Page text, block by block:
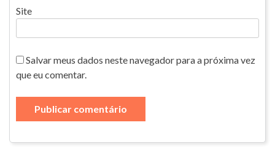
Site
Salvar meus dados neste navegador para a próxima vez
que eu comentar.